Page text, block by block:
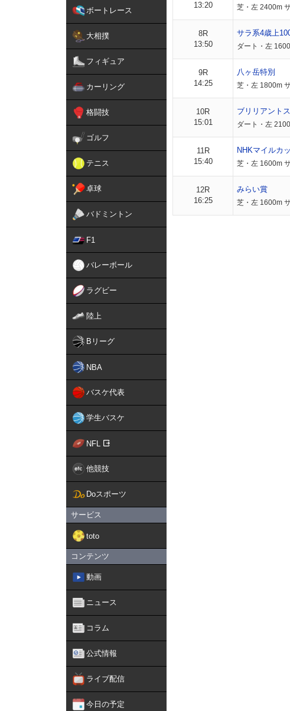
ボートレース
大相撲
フィギュア
カーリング
格闘技
ゴルフ
テニス
卓球
バドミントン
F1
バレーボール
ラグビー
陸上
Bリーグ
NBA
バスケ代表
学生バスケ
NFL
他競技
Doスポーツ
サービス
toto
コンテンツ
動画
ニュース
コラム
公式情報
ライブ配信
今日の予定
13:20
芝・左 2400m
8R
13:50
サラ系4歳上
ダート・左
9R
14:25
八ヶ岳特別
芝・左 1800m
10R
15:01
ブリリアント
ダート・左
11R
15:40
NHKマイルカ
芝・左 1600m
12R
16:25
みらい賞
芝・左 1600m